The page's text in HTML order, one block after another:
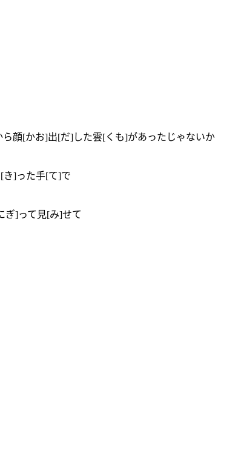
顔[かお]出[だ]した雲[くも]があったじゃないか
き]った手[て]で
ぎ]って見[み]せて